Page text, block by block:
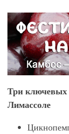
Три ключевых
Лимассоле